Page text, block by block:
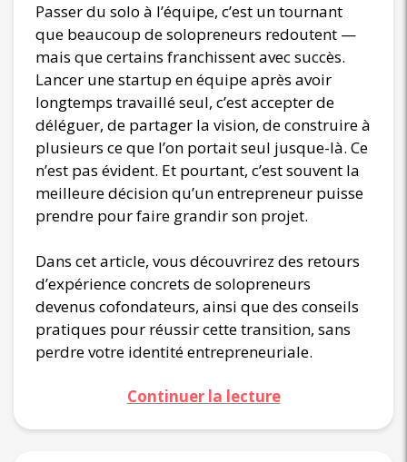
Passer du solo à l’équipe, c’est un tournant
que beaucoup de solopreneurs redoutent —
mais que certains franchissent avec succès.
Lancer une startup en équipe après avoir
longtemps travaillé seul, c’est accepter de
déléguer, de partager la vision, de construire à
plusieurs ce que l’on portait seul jusque-là. Ce
n’est pas évident. Et pourtant, c’est souvent la
meilleure décision qu’un entrepreneur puisse
prendre pour faire grandir son projet.
Dans cet article, vous découvrirez des retours
d’expérience concrets de solopreneurs
devenus cofondateurs, ainsi que des conseils
pratiques pour réussir cette transition, sans
perdre votre identité entrepreneuriale.
Continuer la lecture